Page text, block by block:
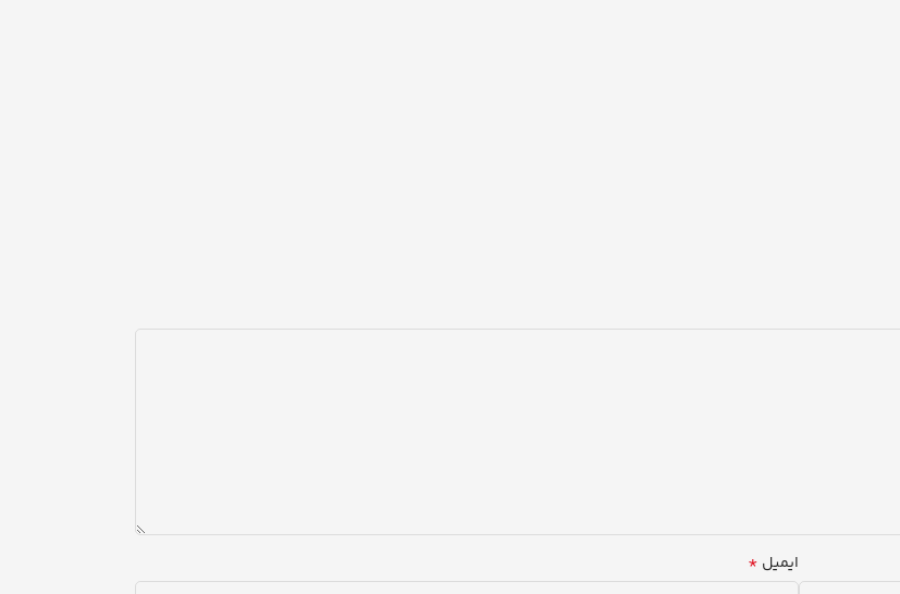
ایمیل *